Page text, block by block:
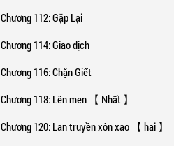
Chương 112: Gặp Lại
Chương 114: Giao dịch
Chương 116: Chặn Giết
Chương 118: Lên men 【 Nhất 】
Chương 120: Lan truyền xôn xao 【 hai 】